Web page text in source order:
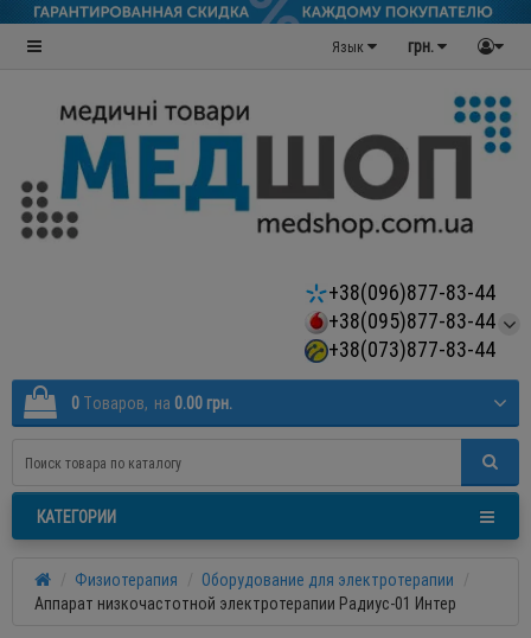
грн.
Язык
+38(096)877-83-44
+38(095)877-83-44
+38(073)877-83-44
0 Tоваров, на 0.00 грн.
КАТЕГОРИИ
Физиотерапия
Оборудование для электротерапии
Аппарат низкочастотной электротерапии Радиус-01 Интер